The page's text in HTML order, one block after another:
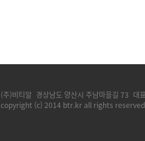
(주)비티알 경상남도 양산시 주남마을길 73 대
copyright (c) 2014 btr.kr all rights